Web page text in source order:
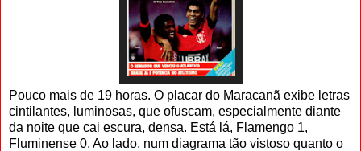
Pouco mais de 19 horas. O placar do Maracanã exibe letras
cintilantes, luminosas, que ofuscam, especialmente diante
da noite que cai escura, densa. Está lá, Flamengo 1,
Fluminense 0. Ao lado, num diagrama tão vistoso quanto o